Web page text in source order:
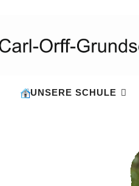
UNSERE SCHULE